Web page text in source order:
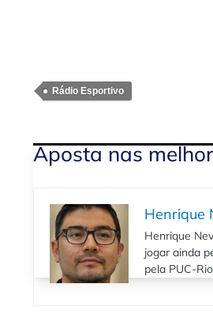
Rádio Esportivo
Aposta nas
Henrique
Henrique
jogar ainda
pela PUC-